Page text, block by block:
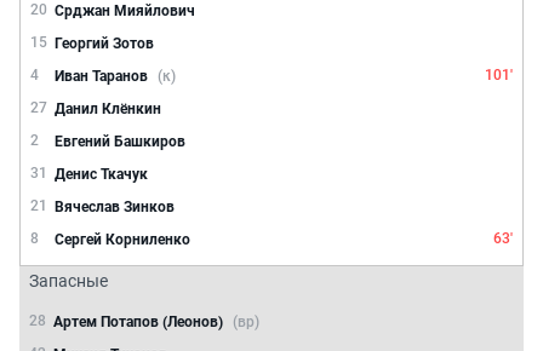
20 Срджан Мияйлович
15 Георгий Зотов
4
Иван Таранов (к)
101'
27 Данил Клёнкин
2
Евгений Башкиров
31
Денис Ткачук
21
Вячеслав Зинков
8
Сергей Корниленко 63'
Запасные
28 Артем Потапов (Леонов)
(вр)